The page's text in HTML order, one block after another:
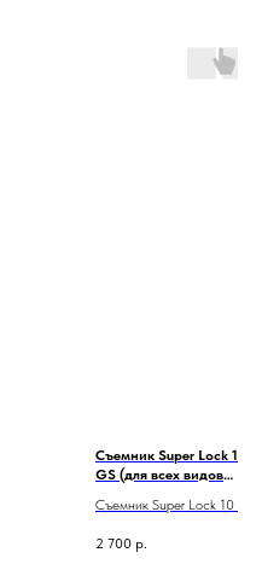
Съемник Super Lock 10
GS (для всех видов
Съемник Super Lock 10
2 700 р.